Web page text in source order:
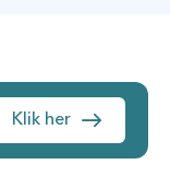
Klik her